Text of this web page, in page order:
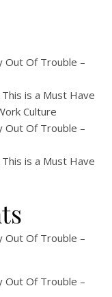
Out Of Trouble –
is a Must Have
Culture
Out Of Trouble –
is a Must Have
Out Of Trouble –
Out Of Trouble –